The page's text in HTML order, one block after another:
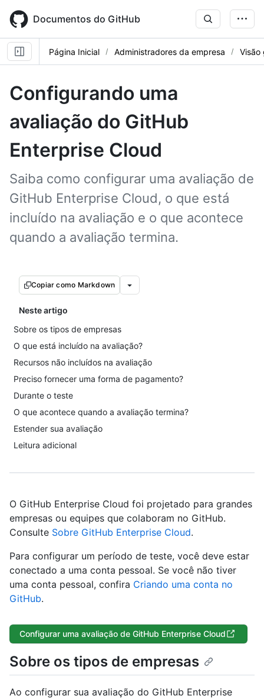
main
content
Documentos do GitHub
Página Inicial Administradores da empresa Visão
Configurando uma
avaliação do GitHub
Enterprise Cloud
Saiba como configurar uma avaliação de
GitHub Enterprise Cloud, o que está
incluído na avaliação e o que acontece
quando a avaliação termina.
Copiar como Markdown
Neste artigo
Sobre os tipos de empresas
O que está incluído na avaliação?
Recursos não incluídos na avaliação
Preciso fornecer uma forma de pagamento?
Durante o teste
O que acontece quando a avaliação termina?
Estender sua avaliação
Leitura adicional
O GitHub Enterprise Cloud foi projetado para grandes
empresas ou equipes que colaboram no GitHub.
Consulte Sobre GitHub Enterprise Cloud.
Para configurar um período de teste, você deve estar
conectado a uma conta pessoal. Se você não tiver
uma conta pessoal, confira Criando uma conta no
GitHub.
Configurar uma avaliação de GitHub Enterprise Cloud
Sobre os tipos de empresas
Ao configurar sua avaliação do GitHub Enterprise